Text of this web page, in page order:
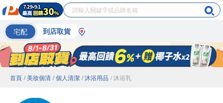
宅配 到店取貨
首頁 / 美妝個清 / 個人清潔 / 沐浴用品 / 沐浴乳